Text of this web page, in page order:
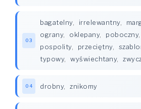
03
bagatelny, irrelewantny,
ograny, oklepany, poboczny,
pospolity, przeciętny,
typowy, wyświechtany,
04 drobny, znikomy